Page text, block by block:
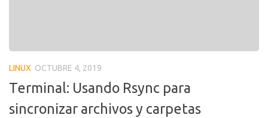
LINUX OCTUBRE 4, 2019
Terminal: Usando Rsync para
sincronizar archivos y carpetas